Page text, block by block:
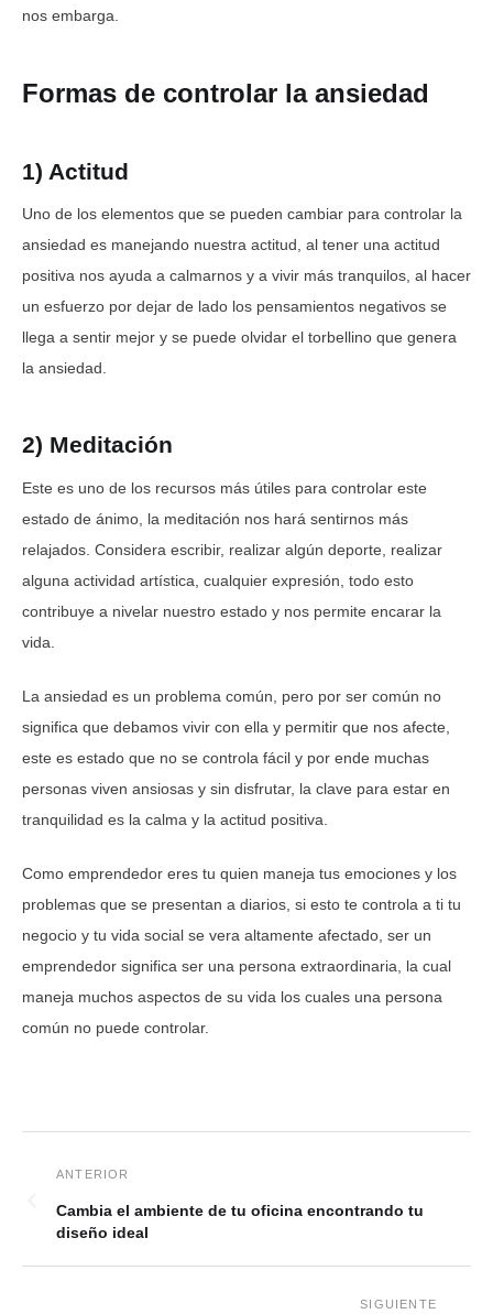
nos embarga.
Formas de controlar la ansiedad
1) Actitud
Uno de los elementos que se pueden cambiar para controlar la
ansiedad es manejando nuestra actitud, al tener una actitud
positiva nos ayuda a calmarnos y a vivir más tranquilos, al hacer
un esfuerzo por dejar de lado los pensamientos negativos se
llega a sentir mejor y se puede olvidar el torbellino que genera
la ansiedad.
2) Meditación
Este es uno de los recursos más útiles para controlar este
estado de ánimo, la meditación nos hará sentirnos más
relajados. Considera escribir, realizar algún deporte, realizar
alguna actividad artística, cualquier expresión, todo esto
contribuye a nivelar nuestro estado y nos permite encarar la
vida.
La ansiedad es un problema común, pero por ser común no
significa que debamos vivir con ella y permitir que nos afecte,
este es estado que no se controla fácil y por ende muchas
personas viven ansiosas y sin disfrutar, la clave para estar en
tranquilidad es la calma y la actitud positiva.
Como emprendedor eres tu quien maneja tus emociones y los
problemas que se presentan a diarios, si esto te controla a ti tu
negocio y tu vida social se vera altamente afectado, ser un
emprendedor significa ser una persona extraordinaria, la cual
maneja muchos aspectos de su vida los cuales una persona
común no puede controlar.
Cambia el ambiente de tu oficina encontrando tu
diseño ideal